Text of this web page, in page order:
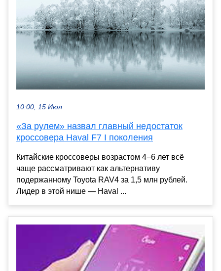
10:00, 15 Июл
«За рулем» назвал главный недостаток
кроссовера Haval F7 I поколения
Китайские кроссоверы возрастом 4−6 лет всё
чаще рассматривают как альтернативу
подержанному Toyota RAV4 за 1,5 млн рублей.
Лидер в этой нише — Haval ...